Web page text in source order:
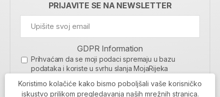
PRIJAVITE SE NA NEWSLETTER
GDPR Information
Prihvaćam da se moji podaci spremaju u bazu
podataka i koriste u svrhu slanja MojaRijeka
MOJARIJEKA NEWSLETTER
Koristimo kolačiće kako bismo poboljšali vaše korisničko
iskustvo prilikom pregledavanja naših mrežnih stranica.